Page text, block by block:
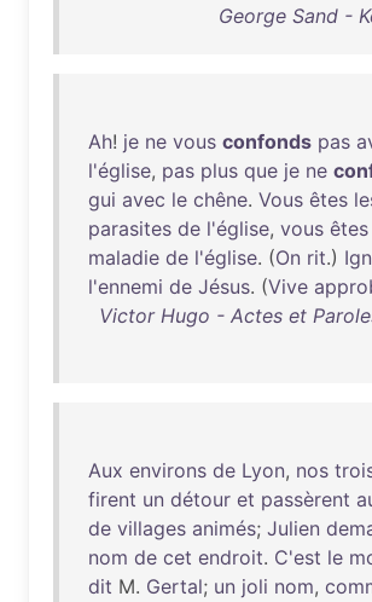
George Sand -
Ah! je ne vous confonds pas
l'église, pas plus que je ne
gui avec le chêne. Vous êtes
parasites de l'église, vous êtes
maladie de l'église. (On rit.)
l'ennemi de Jésus. (Vive
Victor Hugo - Actes et
Aux environs de Lyon, nos
firent un détour et passèrent
de villages animés; Julien
nom de cet endroit. C'est le
dit M. Gertal; un joli nom,